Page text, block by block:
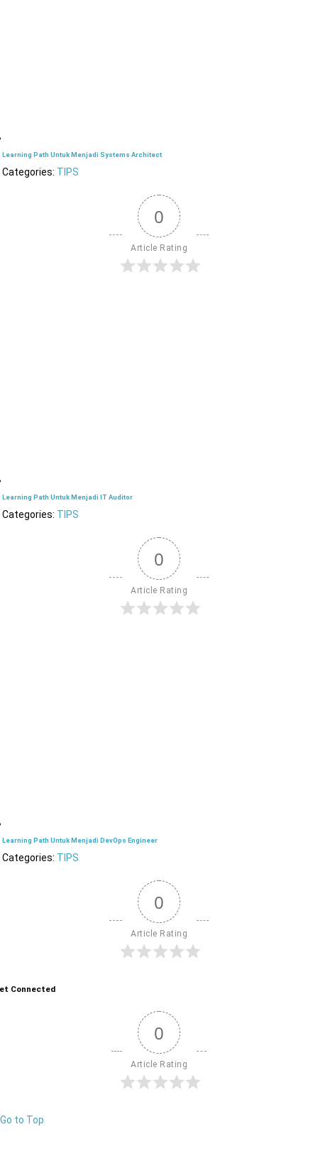
Learning Path Untuk Menjadi Systems Architect
Categories: TIPS
0
Article Rating
Learning Path Untuk Menjadi IT Auditor
Categories: TIPS
0
Article Rating
Learning Path Untuk Menjadi DevOps Engineer
Categories: TIPS
0
Article Rating
Connected
0
Article Rating
Go to Top